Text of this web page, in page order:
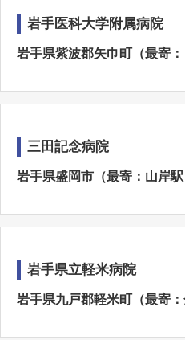
岩手医科大学附属病院
岩手県紫波郡矢巾町（最寄
三田記念病院
岩手県盛岡市（最寄：山岸
岩手県立軽米病院
岩手県九戸郡軽米町（最寄